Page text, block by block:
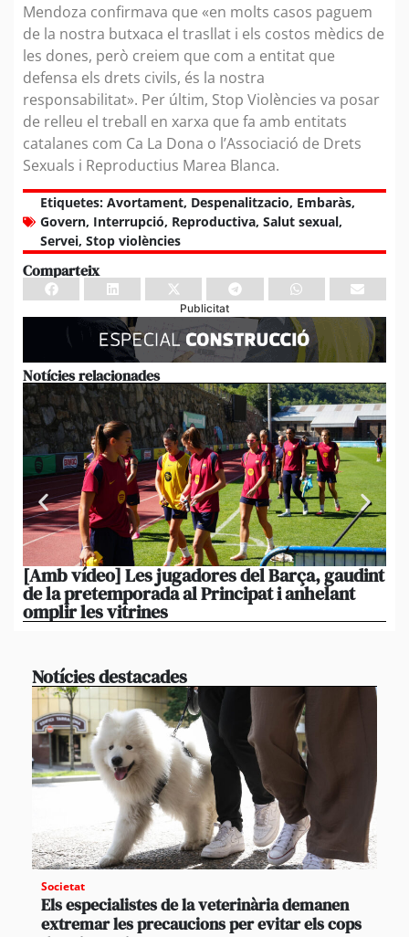
Mendoza confirmava que «en molts casos paguem
de la nostra butxaca el trasllat i els costos mèdics de
les dones, però creiem que com a entitat que
defensa els drets civils, és la nostra
responsabilitat». Per últim, Stop Violències va posar
de relleu el treball en xarxa que fa amb entitats
catalanes com Ca La Dona o l’Associació de Drets
Sexuals i Reproductius Marea Blanca.
Etiquetes: Avortament, Despenalitzacio, Embaràs,
Govern, Interrupció, Reproductiva, Salut sexual,
Servei, Stop violències
Comparteix
Publicitat
Notícies relacionades
[Amb vídeo] Les jugadores del Barça, gaudint
de la pretemporada al Principat i anhelant
omplir les vitrines
Notícies destacades
Societat
Els especialistes de la veterinària demanen
extremar les precaucions per evitar els cops